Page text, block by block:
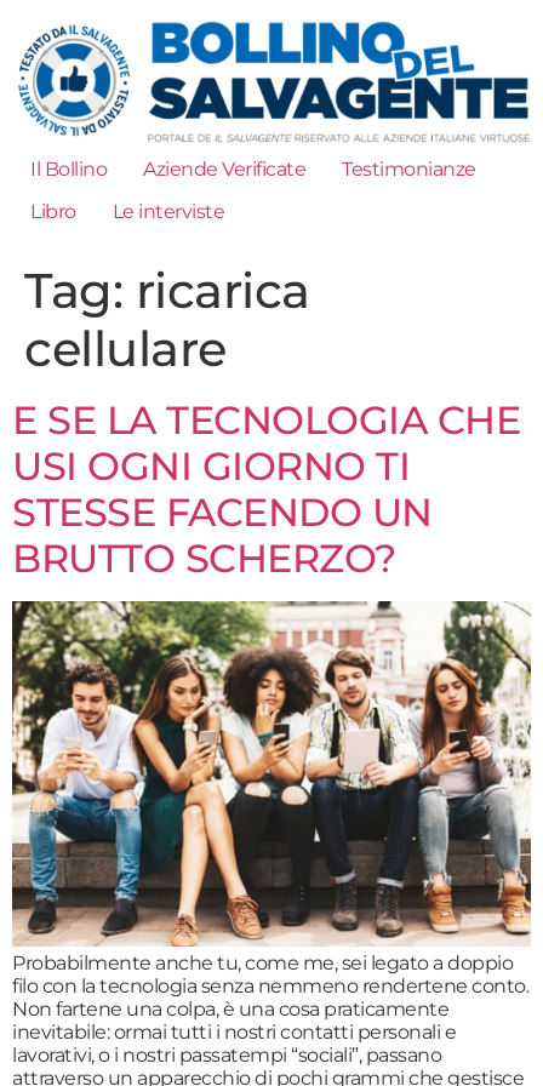
Il Bollino Aziende Verificate
Testimonianze
Libro
Le interviste
Tag: ricarica
cellulare
E SE LA TECNOLOGIA CHE
USI OGNI GIORNO TI
STESSE FACENDO UN
BRUTTO SCHERZO?
Probabilmente anche tu, come me, sei legato a doppio
filo con la tecnologia senza nemmeno rendertene conto.
Non fartene una colpa, è una cosa praticamente
inevitabile: ormai tutti i nostri contatti personali e
lavorativi, o i nostri passatempi “sociali”, passano
attraverso un apparecchio di pochi grammi che gestisce